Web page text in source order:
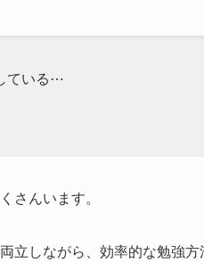
ている⋯
さんいます。
立しながら、効率的な勉強方